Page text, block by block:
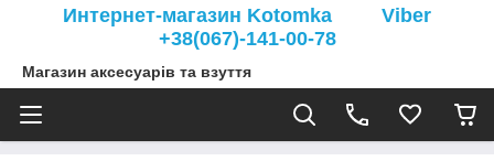
Интернет-магазин Kotomka Viber
+38(067)-141-00-78
Магазин аксесуарів та взуття